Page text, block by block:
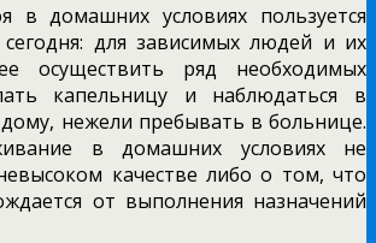
в домашних условиях пользуется
сегодня: для зависимых людей и их
осуществить ряд необходимых
капельницу и наблюдаться в
нежели пребывать в больнице.
в домашних условиях не
качестве либо о том, что
от выполнения назначений